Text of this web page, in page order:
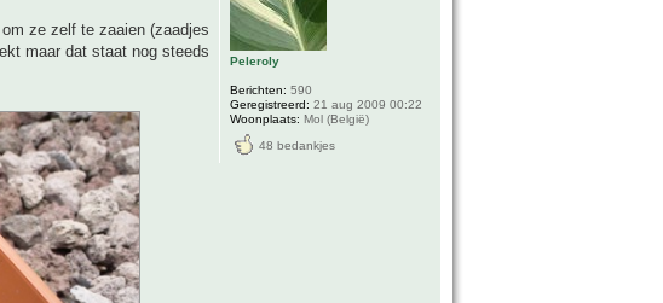
ze zelf te zaaien (zaadjes
maar dat staat nog steeds
Peleroly
Berichten: 590
Geregistreerd: 21 aug 2009 00:22
Woonplaats: Mol (België)
48 bedankjes